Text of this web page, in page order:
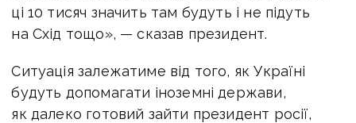
ці 10 тисяч значить там будуть і не підуть
на Схід тощо», — сказав президент.
Ситуація залежатиме від того, як Україні
будуть допомагати іноземні держави,
як далеко готовий зайти президент росії,